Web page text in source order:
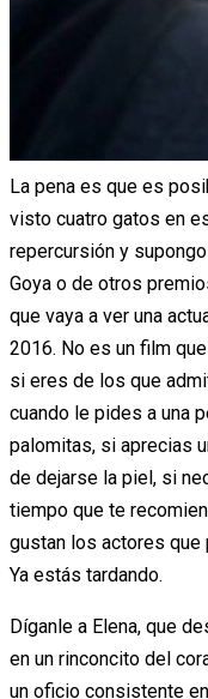
La pena es que es
visto cuatro gatos en
repercursión y
Goya o de otros
que vaya a ver una
2016. No es un film
si eres de los que
cuando le pides a una
palomitas, si aprecias
de dejarse la piel, si
tiempo que te
gustan los actores que
Ya estás tardando.
Díganle a Elena, que
en un rinconcito del
un oficio consistente